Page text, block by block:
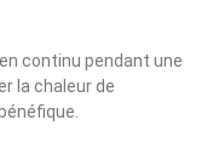
continu pendant une
la chaleur de